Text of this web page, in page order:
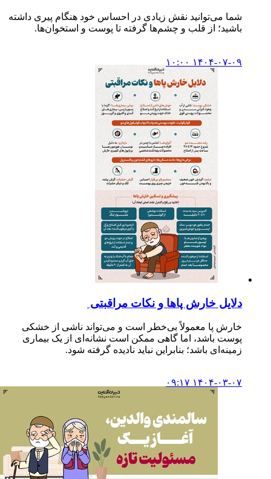
شما می‌توانید نقش زیادی در احساس خود هنگام پیری داشته
باشید؛ از قلب و چشم‌ها گرفته تا پوست و استخوان‌ها.
۱۴۰۴-۰۷-۰۹ ۱۰:۰۰
دلایل خارش پاها و نکات مراقبتی
خارش پا معمولاً بی‌خطر است و می‌تواند ناشی از خشکی
پوست باشد، اما گاهی ممکن است نشانه‌ای از یک بیماری
زمینه‌ای باشد؛ بنابراین نباید نادیده گرفته شود.
۱۴۰۴-۰۳-۰۷ ۰۹:۱۷